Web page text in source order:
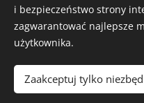
Čeština
Polski
i bezpieczeństwo strony
zagwarantować najlepsze
użytkownika.
Zaakceptuj tylko